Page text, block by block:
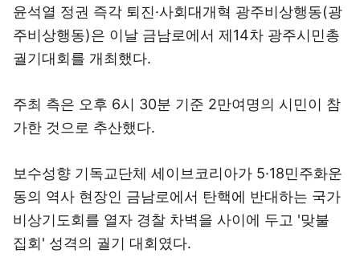
윤석열 정권 즉각 퇴진·사회대개혁 광주비상행동(광
주비상행동)은 이날 금남로에서 제14차 광주시민총
궐기대회를 개최했다.
주최 측은 오후 6시 30분 기준 2만여명의 시민이 참
가한 것으로 추산했다.
보수성향 기독교단체 세이브코리아가 5·18민주화운
동의 역사 현장인 금남로에서 탄핵에 반대하는 국가
비상기도회를 열자 경찰 차벽을 사이에 두고 '맞불
집회' 성격의 궐기 대회였다.